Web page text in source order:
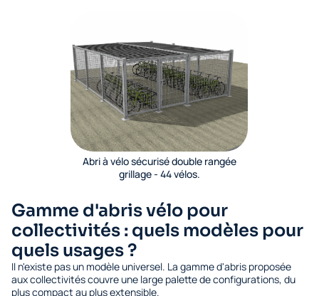
Abri à vélo sécurisé double rangée
grillage - 44 vélos.
Gamme d'abris vélo pour
collectivités : quels modèles pour
quels usages ?
Il n'existe pas un modèle universel. La gamme d'abris proposée
aux collectivités couvre une large palette de configurations, du
plus compact au plus extensible.